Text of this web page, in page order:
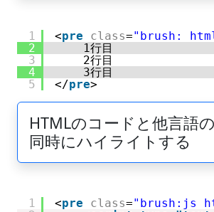
1
2
3
4
5
<pre class="brush:
1行目
2行目
3行目
</pre>
HTMLのコードと他言語
同時にハイライトする
1
<pre class="brush:js